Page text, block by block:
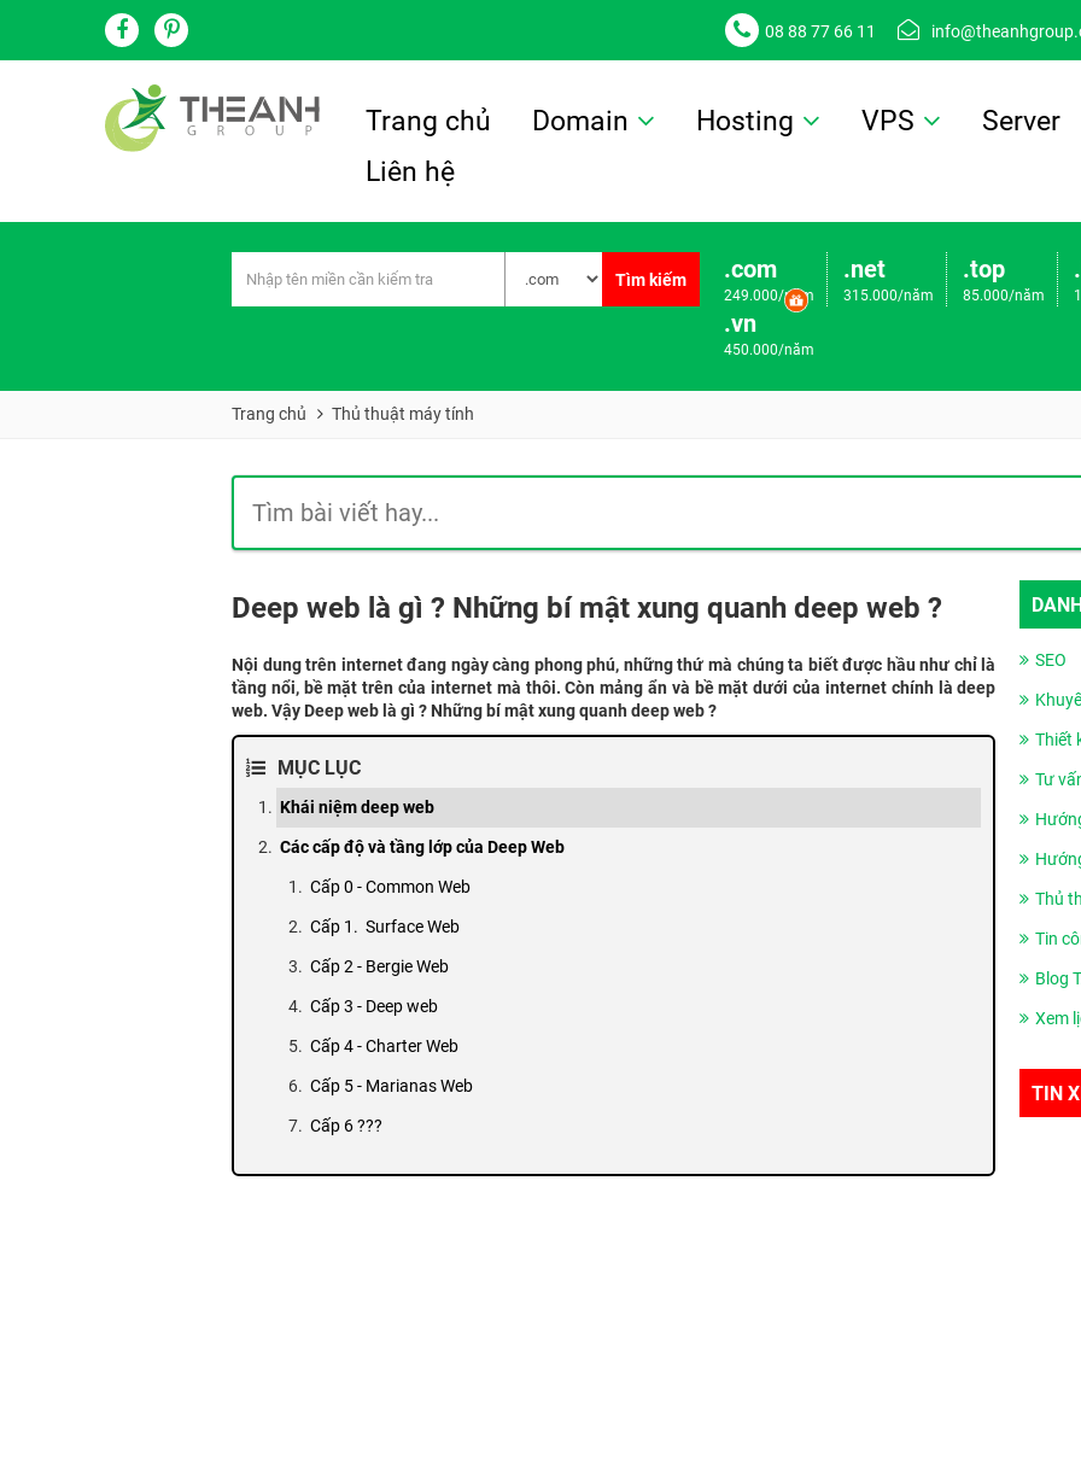
08 88 77 66 11
Trang chủ Domain Hosting VPS Server
Liên hệ
Tìm kiếm .com
249.000/năm
.net
315.000/năm
.top
85.000/năm
.vn
450.000/năm
Trang chủ Thủ thuật máy tính
Deep web là gì ? Những bí mật xung quanh deep web ?
Nội dung trên internet đang ngày càng phong phú, những thứ mà chúng ta biết được hầu như chỉ là
tầng nổi, bề mặt trên của internet mà thôi. Còn mảng ẩn và bề mặt dưới của internet chính là deep
web. Vậy Deep web là gì ? Những bí mật xung quanh deep web ?
MỤC LỤC
Khái niệm deep web
Các cấp độ và tầng lớp của Deep Web
Cấp 0 - Common Web
Cấp 1. Surface Web
Cấp 2 - Bergie Web
Cấp 3 - Deep web
Cấp 4 - Charter Web
Cấp 5 - Marianas Web
Cấp 6 ???
SEO
Thiết
Tư
Thủ
Tin
Blog
Xem
TIN